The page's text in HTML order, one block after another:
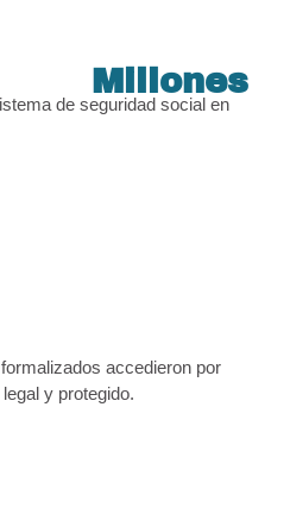
Millones
de seguridad social en
accedieron por
y protegido.